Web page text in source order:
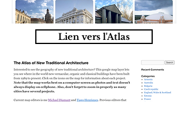
Lien vers l'Atlas